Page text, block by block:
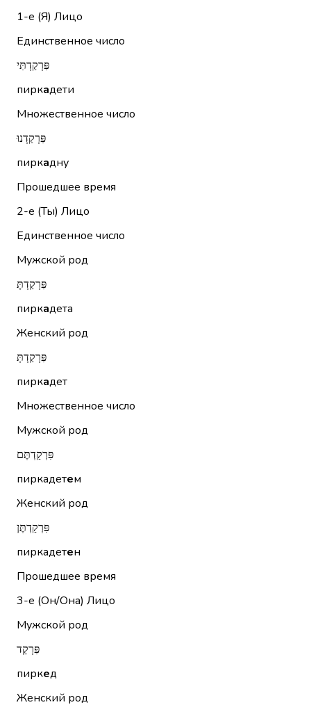
1-е (Я) Лицо
Единственное число
פִּרְקַדְתִּי
пиркадети
Множественное число
פִּרְקַדְנוּ
пиркадну
Прошедшее время
2-е (Ты) Лицо
Единственное число
Мужской род
פִּרְקַדְתָּ
пиркадета
Женский род
פִּרְקַדְתְּ
пиркадет
Множественное число
Мужской род
פִּרְקַדְתֶּם
пиркадетем
Женский род
פִּרְקַדְתֶּן
пиркадетен
Прошедшее время
3-е (Он/Она) Лицо
Мужской род
פִּרְקֵד
пиркед
Женский род